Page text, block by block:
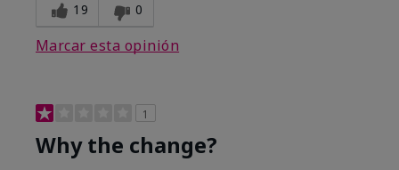
19 0
Marcar esta opinión
1
Why the change?